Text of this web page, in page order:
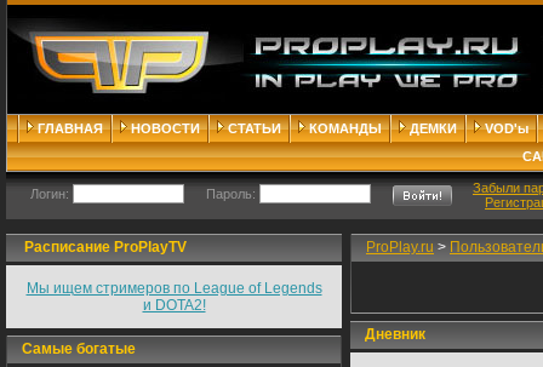
ГЛАВНАЯ НОВОСТИ СТАТЬИ КОМАНДЫ ДЕМКИ
VOD'ы
Логин: Пароль:
Забыли
Расписание ProPlayTV
Мы ищем стримеров по League of Legends
и DOTA2!
Самые богатые
ProPlay.ru >
Дневник